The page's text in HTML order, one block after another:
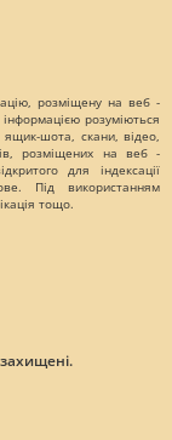
розміщену на веб -
розуміються
ящик-шота, скани, відео,
розміщених на веб -
для індексації
Під використанням
тощо.